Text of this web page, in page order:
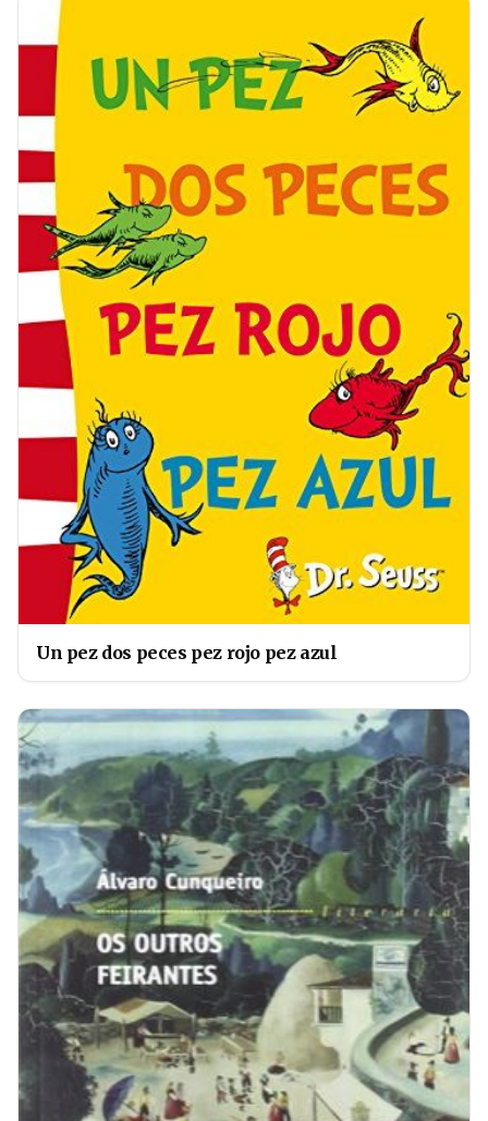
Un pez dos peces pez rojo pez azul